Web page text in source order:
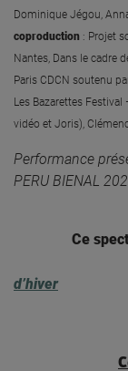
Dominique Jégou,
coproduction : Projet
Nantes, Dans le cadre
Paris CDCN soutenu
Les Bazarettes Festival
vidéo et Joris),
Performance
PERU BIENAL
Ce
d’hiver